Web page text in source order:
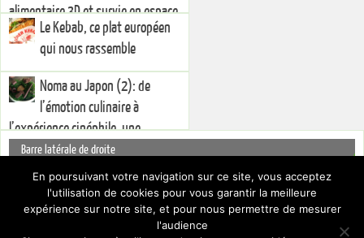
alimentaire 3D et survie en espace
hostileLe Kebab, ce plat européen
qui nous rassemble
Noma au Japon (2): de
l’émotion culinaire à
l’expérience cinéphile, une
injonction à la créativité
Barre latérale de droite
You currently have no widgets set in the right sidebar. You can add
widgets via theDashboard.
Pour cacher cette barre latérale, choisissez un Layout différent par le biais
En poursuivant votre navigation sur ce site, vous acceptez
l'utilisation de cookies pour vous garantir la meilleure
expérience sur notre site, et pour nous permettre de mesurer
l'audience